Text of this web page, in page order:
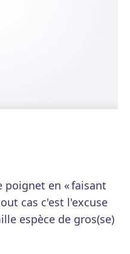
poignet en « faisant
cas c'est l'excuse
espèce de gros(se)